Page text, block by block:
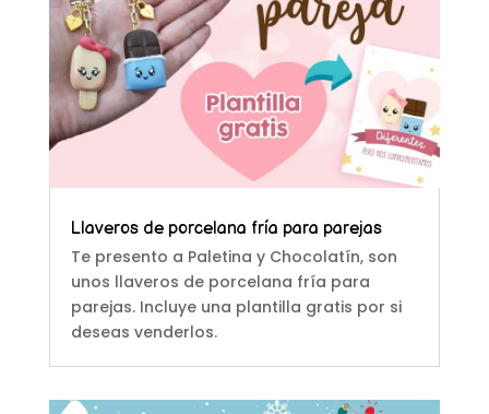
Llaveros de porcelana fría para parejas
Te presento a Paletina y Chocolatín, son
unos llaveros de porcelana fría para
parejas. Incluye una plantilla gratis por si
deseas venderlos.